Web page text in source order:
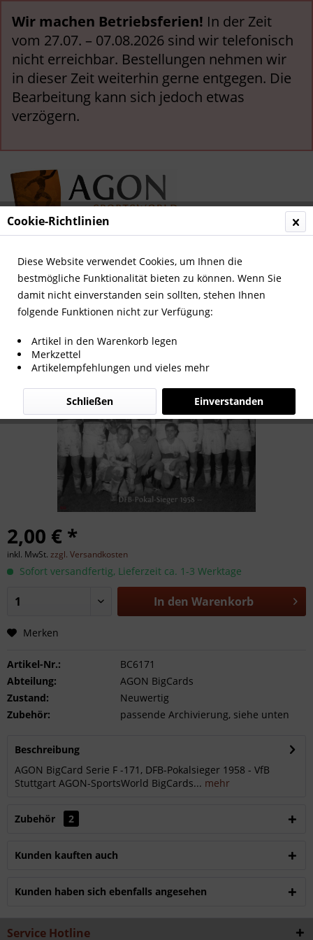
Wir machen Betriebsferien! In der Zeit
vom 27.07. – 07.08.2026 sind wir telefonisch
nicht erreichbar. Bestellungen nehmen wir
in dieser Zeit weiterhin gerne entgegen. Die
Bearbeitung kann sich jedoch etwas
verzögern.
Menü
Übersicht Deutsche Meister & Pokalsieger
2,00 € *
inkl. MwSt. zzgl. Versandkosten
Sofort versandfertig, Lieferzeit ca. 1-3 Werktage
In den Warenkorb
Merken
Artikel-Nr.:
BC6171
Abteilung:
AGON BigCards
Zustand:
Neuwertig
Zubehör:
passende Archivierung, siehe unten
Beschreibung
AGON BigCard Serie F -171, DFB-Pokalsieger 1958 - VfB
Stuttgart AGON-SportsWorld BigCards... mehr
Zubehör 2
Kunden kauften auch
Kunden haben sich ebenfalls angesehen
Service Hotline
Cookie-Richtlinien
Diese Website verwendet Cookies, um Ihnen die
bestmögliche Funktionalität bieten zu können. Wenn Sie
damit nicht einverstanden sein sollten, stehen Ihnen
folgende Funktionen nicht zur Verfügung:
Artikel in den Warenkorb legen
Merkzettel
Artikelempfehlungen und vieles mehr
Einverstanden
Schließen